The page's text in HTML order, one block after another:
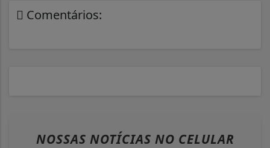
Comentários:
NOSSAS NOTÍCIAS NO CELULAR